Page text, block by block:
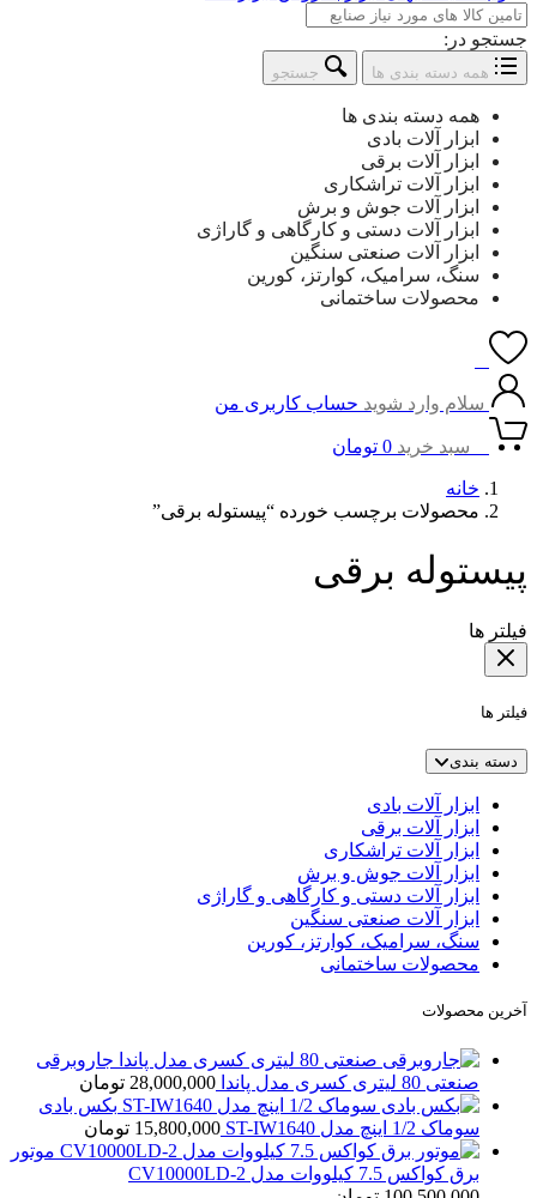
جستجو در:
همه دسته بندی ها جستجو
همه دسته بندی ها
ابزار آلات بادی
ابزار آلات برقی
ابزار آلات تراشکاری
ابزار آلات جوش و برش
ابزار آلات دستی و کارگاهی و گاراژی
ابزار آلات صنعتی سنگین
سنگ، سرامیک، کوارتز، کورین
محصولات ساختمانی
سلام وارد شوید حساب کاربری من
سبد خرید 0 تومان
خانه
محصولات برچسب خورده “پیستوله برقی”
پیستوله برقی
فیلتر ها
فیلتر ها
دسته بندی
ابزار آلات بادی
ابزار آلات برقی
ابزار آلات تراشکاری
ابزار آلات جوش و برش
ابزار آلات دستی و کارگاهی و گاراژی
ابزار آلات صنعتی سنگین
سنگ، سرامیک، کوارتز، کورین
محصولات ساختمانی
آخرین محصولات
جاروبرقی
صنعتی 80 لیتری کسری مدل پاندا
28,000,000 تومان
بکس بادی
سوماک 1/2 اینچ مدل ST-IW1640
15,800,000 تومان
موتور
برق کواکس 7.5 کیلووات مدل CV10000LD-2